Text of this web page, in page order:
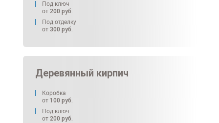
Под ключ
от 200 руб.
Под отделку
от 300 руб.
Деревянный кирпич
Коробка
от 100 руб.
Под ключ
от 200 руб.